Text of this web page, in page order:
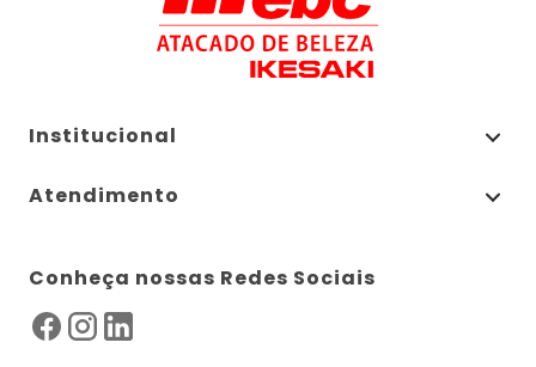
Institucional
Atendimento
Conheça nossas Redes Sociais